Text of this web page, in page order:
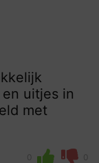
uitjes in
met
0 0